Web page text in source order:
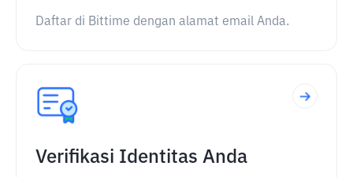
Daftar di Bittime dengan alamat email Anda.
Verifikasi Identitas Anda